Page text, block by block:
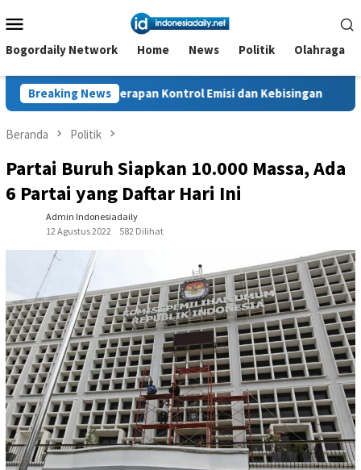
ke
kontenMobile
Bogordaily Network Home News Politik Olahraga
Breaking News
Kontrol Emisi dan Kebisingan Kesantunan
Beranda Politik
Partai Buruh Siapkan 10.000 Massa, Ada
6 Partai yang Daftar Hari Ini
Admin Indonesiadaily
12 Agustus 2022
582 Dilihat